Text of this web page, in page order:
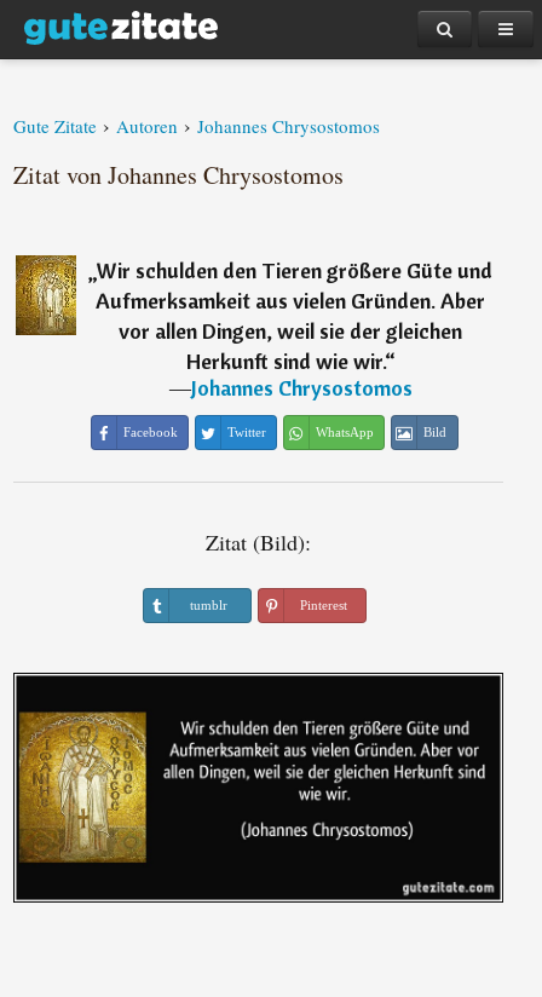
Gute Zitate › Autoren › Johannes Chrysostomos
Zitat von Johannes Chrysostomos
„Wir schulden den Tieren größere Güte und
Aufmerksamkeit aus vielen Gründen. Aber
vor allen Dingen, weil sie der gleichen
Herkunft sind wie wir.“
―Johannes Chrysostomos
Facebook Twitter WhatsApp Bild
Zitat (Bild):
tumblr Pinterest